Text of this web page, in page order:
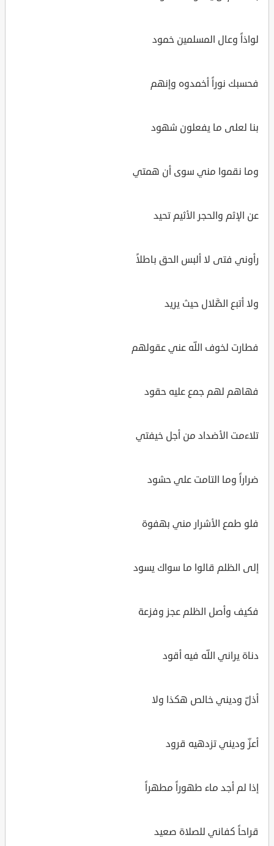
لواذاً وعال المسلمين خمود
فحسبك نوراً أخمدوه وإنهم
بنا لعلى ما يفعلون شهود
وما نقموا مني سوى أن همتي
عن الإثم والحجر الأثيم تحيد
رأوني فتى لا ألبس الحق باطلاً
ولا أتبع الضَّلال حيث يريد
فطارت لخوف اللّه عني عقولهم
فهاهم لهم جمع عليه حقود
تلاءمت الأضداد من أجل خيفتي
ضراراً وما التامت علي حشود
فلو طمع الأشرار مني بهفوة
إلى الظلم قالوا ما سواك يسود
فكيف وأصل الظلم عجز وفزعة
دناة يراني اللّه فيه أقود
أذلّ وديني خالص هكذا ولا
أعزّ وديني تزدهيه قرود
إذا لم أجد ماء طهوراً مطهراً
قراحاً كفاني للصلاة صعيد